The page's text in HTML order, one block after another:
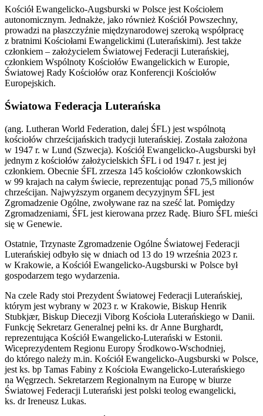
Kościół Ewangelicko-Augsburski w Polsce jest Kościołem
autonomicznym. Jednakże, jako również Kościół Powszechny,
prowadzi na płaszczyźnie międzynarodowej szeroką współpracę
z bratnimi Kościołami Ewangelickimi (Luterańskimi). Jest także
członkiem – założycielem Światowej Federacji Luterańskiej,
członkiem Wspólnoty Kościołów Ewangelickich w Europie,
Światowej Rady Kościołów oraz Konferencji Kościołów
Europejskich.
Światowa Federacja Luterańska
(ang. Lutheran World Federation, dalej ŚFL) jest wspólnotą
kościołów chrześcijańskich tradycji luterańskiej. Została założona
w 1947 r. w Lund (Szwecja). Kościół Ewangelicko-Augsburski był
jednym z kościołów założycielskich ŚFL i od 1947 r. jest jej
członkiem. Obecnie ŚFL zrzesza 145 kościołów członkowskich
w 99 krajach na całym świecie, reprezentując ponad 75,5 milionów
chrześcijan. Najwyższym organem decyzyjnym ŚFL jest
Zgromadzenie Ogólne, zwoływane raz na sześć lat. Pomiędzy
Zgromadzeniami, ŚFL jest kierowana przez Radę. Biuro ŚFL mieści
się w Genewie.
Ostatnie, Trzynaste Zgromadzenie Ogólne Światowej Federacji
Luterańskiej odbyło się w dniach od 13 do 19 września 2023 r.
w Krakowie, a Kościół Ewangelicko-Augsburski w Polsce był
gospodarzem tego wydarzenia.
Na czele Rady stoi Prezydent Światowej Federacji Luterańskiej,
którym jest wybrany w 2023 r. w Krakowie, Biskup Henrik
Stubkjær, Biskup Diecezji Viborg Kościoła Luterańskiego w Danii.
Funkcję Sekretarz Generalnej pełni ks. dr Anne Burghardt,
reprezentująca Kościół Ewangelicko-Luterański w Estonii.
Wiceprezydentem Regionu Europy Środkowo-Wschodniej,
do którego należy m.in. Kościół Ewangelicko-Augsburski w Polsce,
jest ks. bp Tamas Fabiny z Kościoła Ewangelicko-Luterańskiego
na Węgrzech. Sekretarzem Regionalnym na Europę w biurze
Światowej Federacji Luterański jest polski teolog ewangelicki,
ks. dr Ireneusz Lukas.